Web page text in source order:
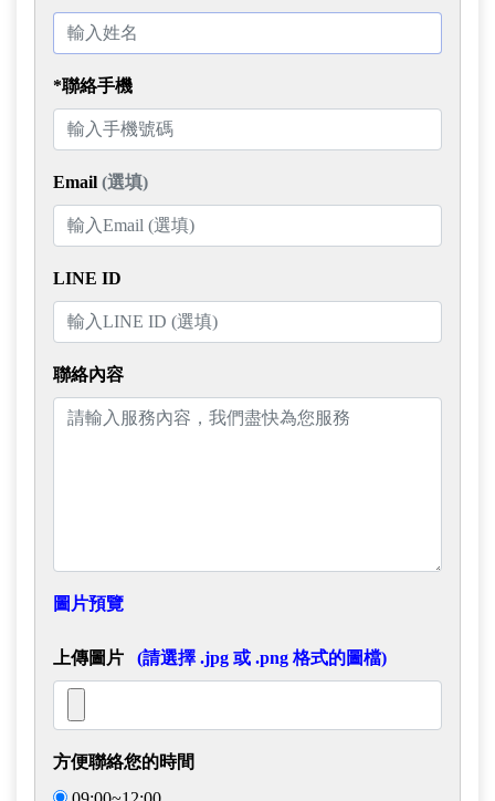
*聯絡手機
Email (選填)
LINE ID
聯絡內容
圖片預覽
上傳圖片 (請選擇 .jpg 或 .png 格式的圖檔)
方便聯絡您的時間